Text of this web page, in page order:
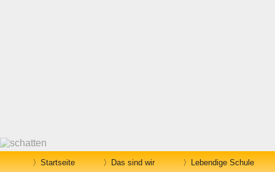
Startseite Das sind wir Lebendige Schule